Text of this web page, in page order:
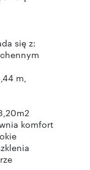
się z:
m,
komfort